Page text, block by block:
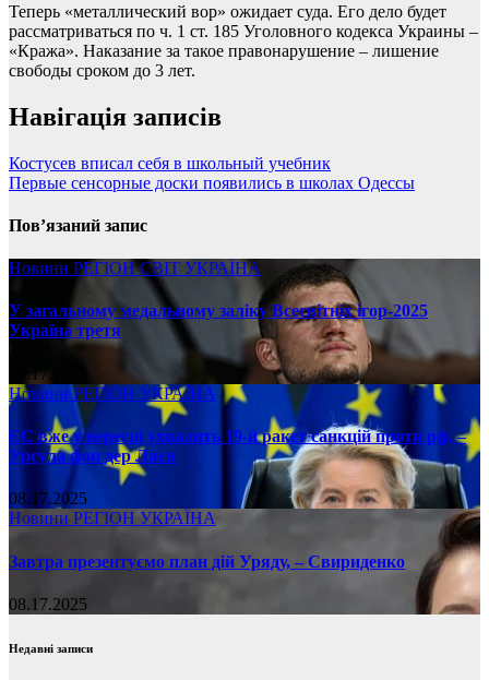
Теперь «металлический вор» ожидает суда. Его дело будет
рассматриваться по ч. 1 ст. 185 Уголовного кодекса Украины –
«Кража». Наказание за такое правонарушение – лишение
свободы сроком до 3 лет.
Навігація записів
Костусев вписал себя в школьный учебник
Первые сенсорные доски появились в школах Одессы
Пов’язаний запис
Новини РЕГІОНСВІТ УКРАЇНА
У загальному медальному заліку Всесвітніх ігор-2025
Україна третя
08.17.2025
НовиниРЕГІОН УКРАЇНА
ЄС вже у вересні ухвалить 19-й ракет санкцій проти рф, –
Урсула фон дер Ляєн
08.17.2025
Новини РЕГІОН УКРАЇНА
Завтра презентуємо план дій Уряду, – Свириденко
08.17.2025
Недавні записи